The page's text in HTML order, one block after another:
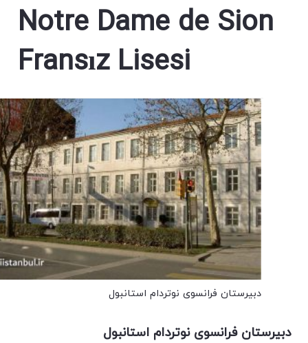
Notre Dame de Sion
Fransız Lisesi
دبیرستان فرانسوی نوتردام استانبول
دبیرستان فرانسوی نوتردام استانبول